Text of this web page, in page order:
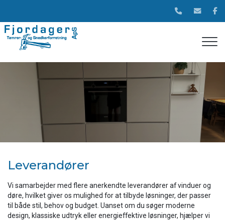
hovedindhold
Leverandører
Vi samarbejder med flere anerkendte leverandører af vinduer og
døre, hvilket giver os mulighed for at tilbyde løsninger, der passer
til både stil, behov og budget. Uanset om du søger moderne
design, klassiske udtryk eller energieffektive løsninger, hjælper vi